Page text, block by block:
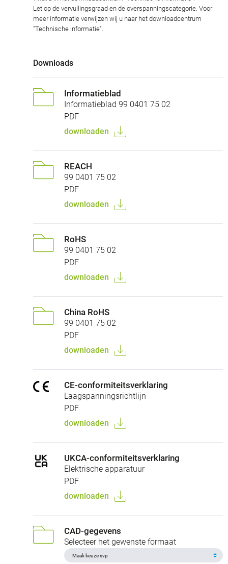
Let op de vervuilingsgraad en de overspanningscategorie. Voor
meer informatie verwijzen wij u naar het downloadcentrum
"Technische informatie".
Downloads
Informatieblad
Informatieblad 99 0401 75 02
PDF
downloaden
REACH
99 0401 75 02
PDF
downloaden
RoHS
99 0401 75 02
PDF
downloaden
China RoHS
99 0401 75 02
PDF
downloaden
CE-conformiteitsverklaring
Laagspanningsrichtlijn
PDF
downloaden
UKCA-conformiteitsverklaring
Elektrische apparatuur
PDF
downloaden
CAD-gegevens
Selecteer het gewenste formaat